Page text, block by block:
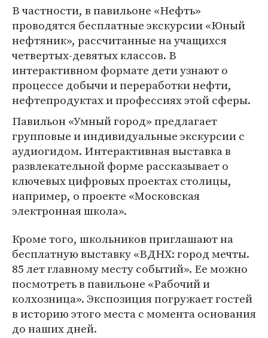
В частности, в павильоне «Нефть»
проводятся бесплатные экскурсии «Юный
нефтяник», рассчитанные на учащихся
четвертых-девятых классов. В
интерактивном формате дети узнают о
процессе добычи и переработки нефти,
нефтепродуктах и профессиях этой сферы.
Павильон «Умный город» предлагает
групповые и индивидуальные экскурсии с
аудиогидом. Интерактивная выставка в
развлекательной форме рассказывает о
ключевых цифровых проектах столицы,
например, о проекте «Московская
электронная школа».
Кроме того, школьников приглашают на
бесплатную выставку «ВДНХ: город мечты.
85 лет главному месту событий». Ее можно
посмотреть в павильоне «Рабочий и
колхозница». Экспозиция погружает гостей
в историю этого места с момента основания
до наших дней.